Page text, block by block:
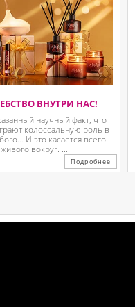
ВНУТРИ НАС!
научный факт, что
колоссальную роль в
И это касается всего
живого вокруг. ...
Подробнее